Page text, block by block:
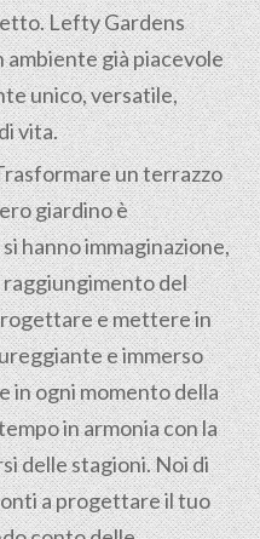
Lefty Gardens
ambiente già piacevole
unico, versatile,
vita.
un terrazzo
giardino è
hanno immaginazione,
raggiungimento del
e mettere in
e immerso
in ogni momento della
in armonia con la
delle stagioni. Noi di
a progettare il tuo